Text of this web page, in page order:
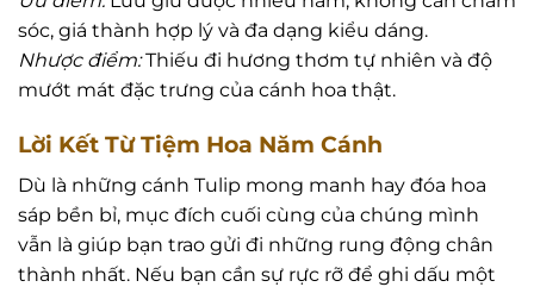
sóc, giá thành hợp lý và đa dạng kiểu dáng.
Nhược điểm:Thiếu đi hương thơm tự nhiên và độ
mướt mát đặc trưng của cánh hoa thật.
Lời Kết Từ Tiệm Hoa Năm Cánh
Dù là những cánh Tulip mong manh hay đóa hoa
sáp bền bỉ, mục đích cuối cùng của chúng mình
vẫn là giúp bạn trao gửi đi những rung động chân
thành nhất. Nếu bạn cần sự rực rỡ để ghi dấu một